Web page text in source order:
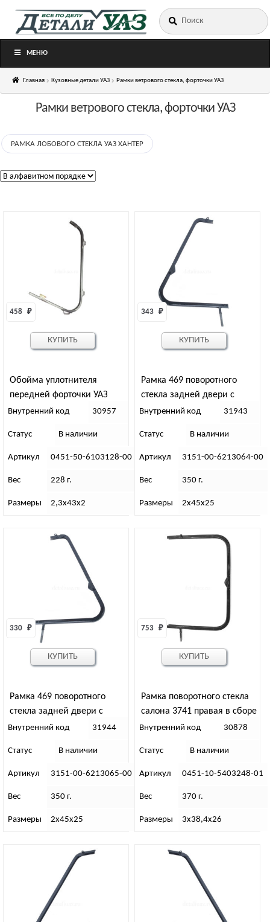
Перейти
Перейти
Искать:
МЕНЮ
Главная Кузовные детали УАЗ Рамки ветрового стекла, форточки УАЗ
Рамки ветрового стекла, форточки УАЗ
РАМКА ЛОБОВОГО СТЕКЛА УАЗ ХАНТЕР
Обойма уплотнителя
передней форточки УАЗ
правый
458 ₽
Внутренний код 30957
Статус В наличии
Артикул 0451-50-6103128-00
Вес 228 г.
Размеры 2,3х43х2
КУПИТЬ
Рамка 469 поворотного
стекла задней двери с
кронштейном в сборе
343 ₽
Внутренний код 31943
Статус В наличии
Артикул 3151-00-6213064-00
Вес 350 г.
Размеры 2х45х25
КУПИТЬ
Рамка 469 поворотного
стекла задней двери с
кронштейном в сборе
330 ₽
Внутренний код 31944
Статус В наличии
Артикул 3151-00-6213065-00
Вес 350 г.
Размеры 2х45х25
КУПИТЬ
Рамка поворотного стекла
салона 3741 правая в сборе
753 ₽
Внутренний код 30878
Статус В наличии
Артикул 0451-10-5403248-01
Вес 370 г.
Размеры 3х38,4х26
КУПИТЬ